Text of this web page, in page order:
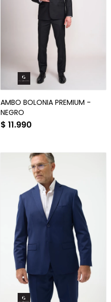
AMBO BOLONIA PREMIUM -
NEGRO
$ 11.990